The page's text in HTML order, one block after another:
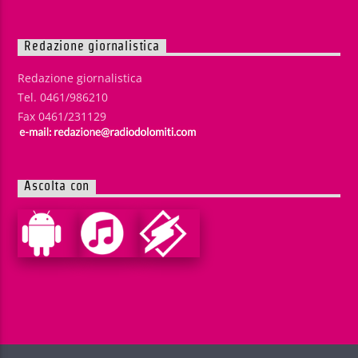
Redazione giornalistica
Redazione giornalistica
Tel. 0461/986210
Fax 0461/231129
Ascolta con